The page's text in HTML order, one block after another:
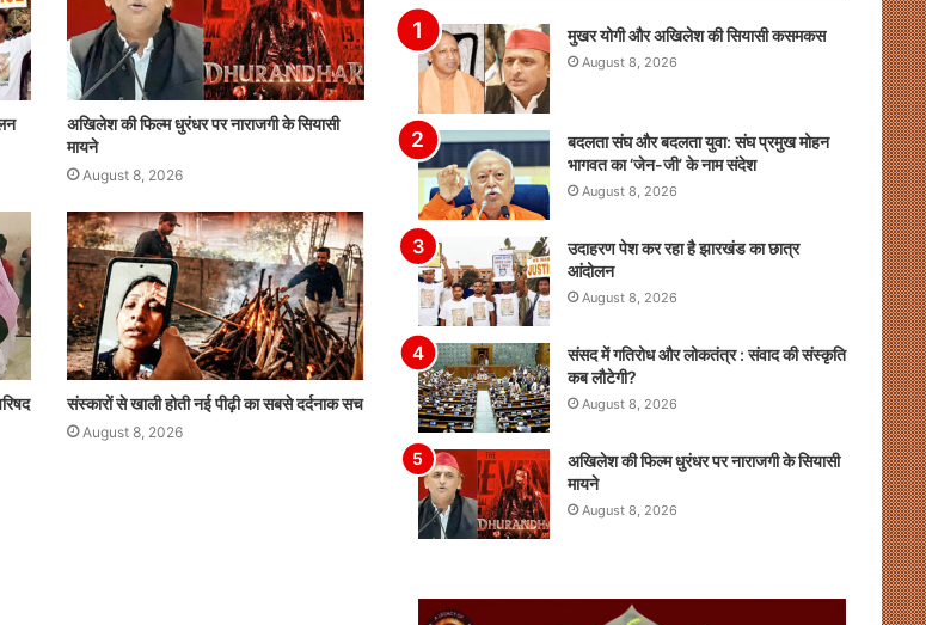
अखिलेश की फिल्म धुरंधर पर नाराजगी के सियासी
मायने
August 8, 2026
संस्कारों से खाली होती नई पीढ़ी का सबसे दर्दनाक सच
August 8, 2026
मुखर योगी और अखिलेश की सियासी कसमकस
August 8, 2026
बदलता संघ और बदलता युवा: संघ प्रमुख मोहन
भागवत का ‘जेन-जी’ के नाम संदेश
August 8, 2026
उदाहरण पेश कर रहा है झारखंड का छात्र
आंदोलन
August 8, 2026
संसद में गतिरोध और लोकतंत्र : संवाद की संस्कृति
कब लौटेगी?
August 8, 2026
अखिलेश की फिल्म धुरंधर पर नाराजगी के सियासी
मायने
August 8, 2026